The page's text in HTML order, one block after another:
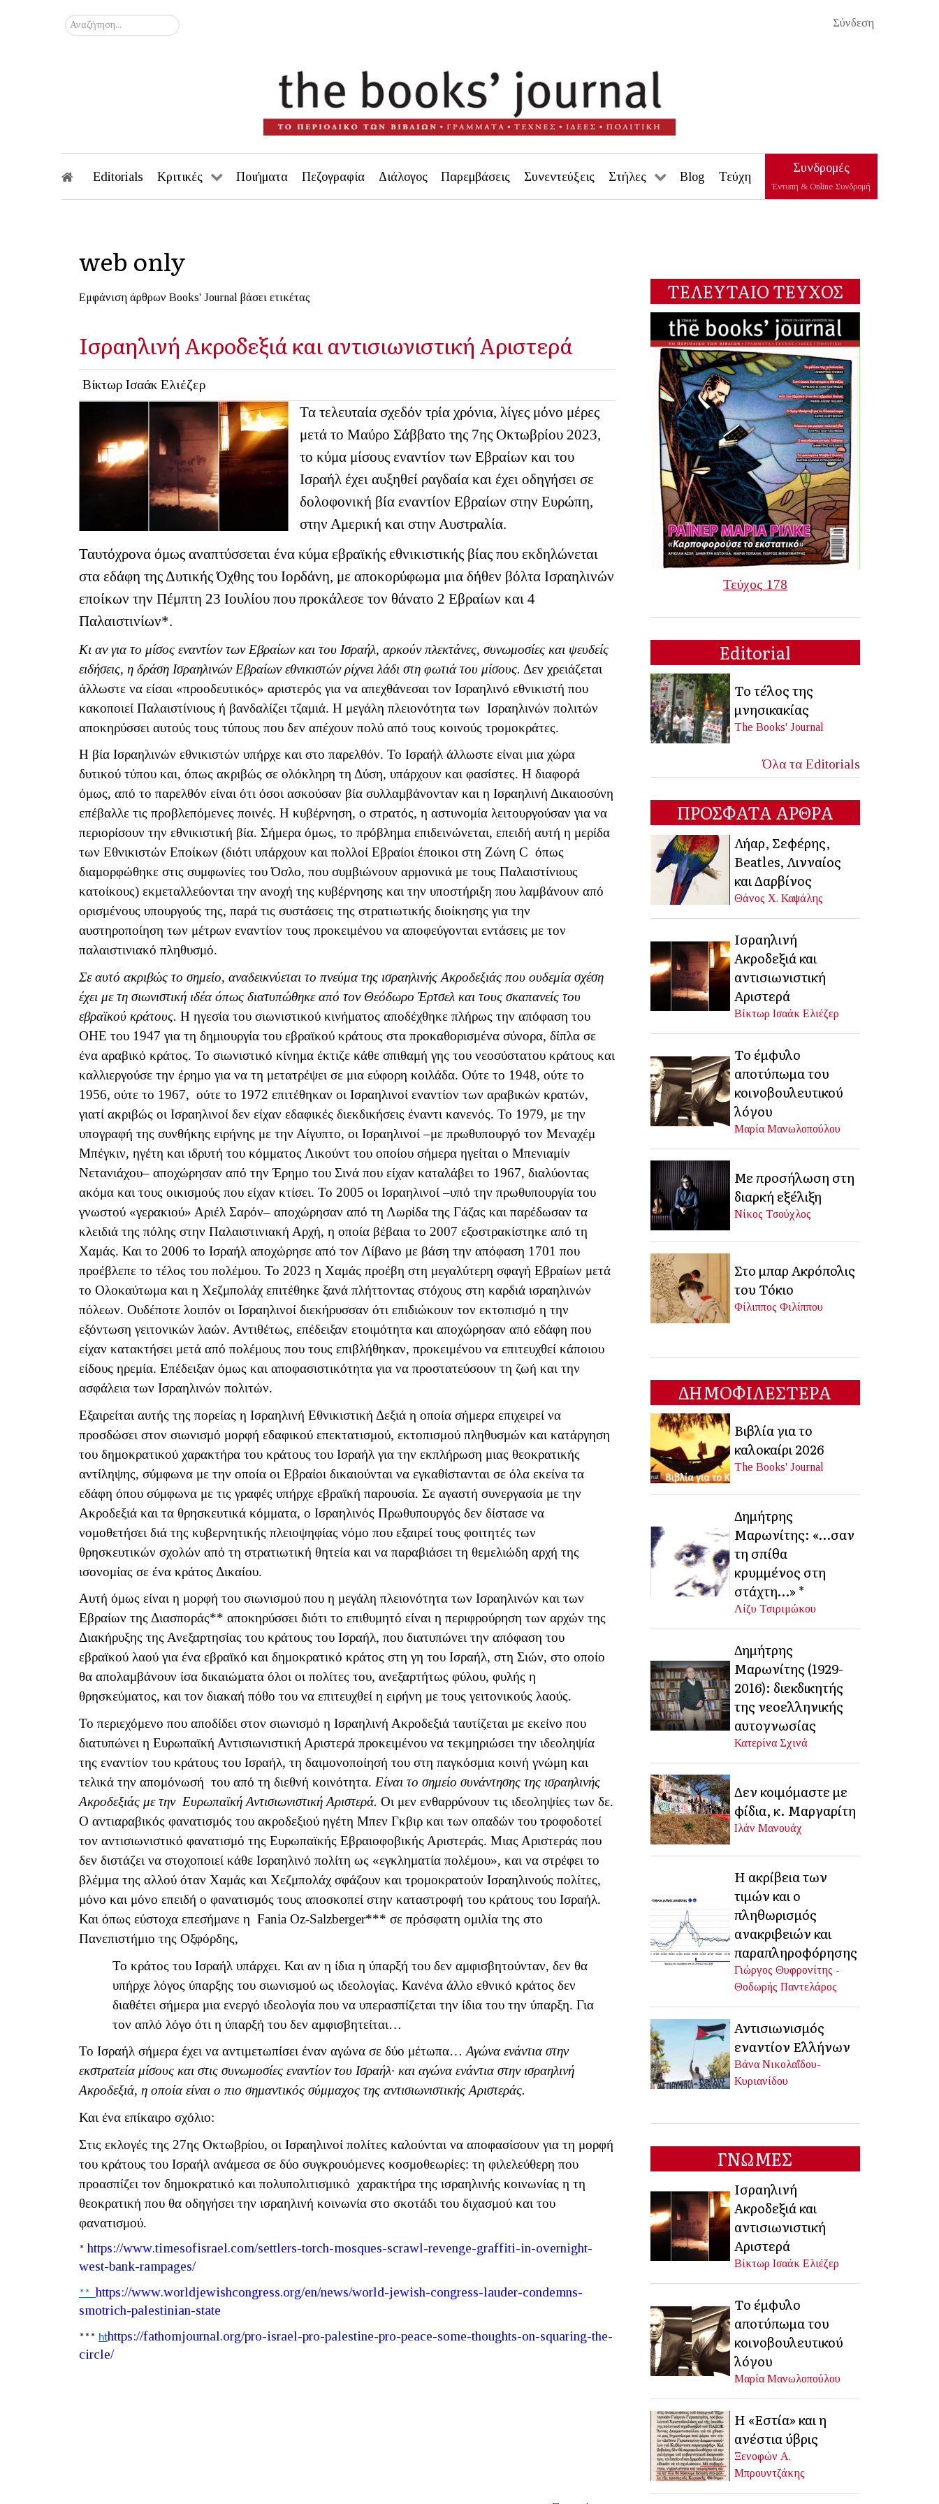
Σύνδεση
Αναζήτηση...
Editorials Κριτικές Ποιήματα Πεζογραφία Διάλογος Παρεμβάσεις Συνεντεύξεις Στήλες Blog Τεύχη
Συνδρομές
Έντυπη & Online Συνδρομή
web only
Εμφάνιση άρθρων Books' Journal βάσει ετικέτας
Ισραηλινή Ακροδεξιά και αντισιωνιστική Αριστερά
Βίκτωρ Ισαάκ Ελιέζερ
Τα τελευταία σχεδόν τρία χρόνια, λίγες μόνο μέρες
μετά το Μαύρο Σάββατο της 7ης Οκτωβρίου 2023,
το κύμα μίσους εναντίον των Εβραίων και του
Ισραήλ έχει αυξηθεί ραγδαία και έχει οδηγήσει σε
δολοφονική βία εναντίον Εβραίων στην Ευρώπη,
στην Αμερική και στην Αυστραλία.
Ταυτόχρονα όμως αναπτύσσεται ένα κύμα εβραϊκής εθνικιστικής βίας που εκδηλώνεται
στα εδάφη της Δυτικής Όχθης του Ιορδάνη, με αποκορύφωμα μια δήθεν βόλτα Ισραηλινών
εποίκων την Πέμπτη 23 Ιουλίου που προκάλεσε τον θάνατο 2 Εβραίων και 4
Παλαιστινίων*.
Κι αν για το μίσος εναντίον των Εβραίων και του Ισραήλ, αρκούν πλεκτάνες, συνωμοσίες και ψευδείς
ειδήσεις, η δράση Ισραηλινών Εβραίων εθνικιστών ρίχνει λάδι στη φωτιά του μίσους. Δεν χρειάζεται
άλλωστε να είσαι «προοδευτικός» αριστερός για να απεχθάνεσαι τον Ισραηλινό εθνικιστή που
κακοποιεί Παλαιστίνιους ή βανδαλίζει τζαμιά. Η μεγάλη πλειονότητα των Ισραηλινών πολιτών
αποκηρύσσει αυτούς τους τύπους που δεν απέχουν πολύ από τους κοινούς τρομοκράτες.
Η βία Ισραηλινών εθνικιστών υπήρχε και στο παρελθόν. Το Ισραήλ άλλωστε είναι μια χώρα
δυτικού τύπου και, όπως ακριβώς σε ολόκληρη τη Δύση, υπάρχουν και φασίστες. Η διαφορά
όμως, από το παρελθόν είναι ότι όσοι ασκούσαν βία συλλαμβάνονταν και η Ισραηλινή Δικαιοσύνη
επέβαλλε τις προβλεπόμενες ποινές. Η κυβέρνηση, ο στρατός, η αστυνομία λειτουργούσαν για να
περιορίσουν την εθνικιστική βία. Σήμερα όμως, το πρόβλημα επιδεινώνεται, επειδή αυτή η μερίδα
των Εθνικιστών Εποίκων (διότι υπάρχουν και πολλοί Εβραίοι έποικοι στη Ζώνη C όπως
διαμορφώθηκε στις συμφωνίες του Όσλο, που συμβιώνουν αρμονικά με τους Παλαιστίνιους
κατοίκους) εκμεταλλεύονται την ανοχή της κυβέρνησης και την υποστήριξη που λαμβάνουν από
ορισμένους υπουργούς της, παρά τις συστάσεις της στρατιωτικής διοίκησης για την
αυστηροποίηση των μέτρων εναντίον τους προκειμένου να αποφεύγονται εντάσεις με τον
παλαιστινιακό πληθυσμό.
Σε αυτό ακριβώς το σημείο, αναδεικνύεται το πνεύμα της ισραηλινής Ακροδεξιάς που ουδεμία σχέση
έχει με τη σιωνιστική ιδέα όπως διατυπώθηκε από τον Θεόδωρο Έρτσελ και τους σκαπανείς του
εβραϊκού κράτους. Η ηγεσία του σιωνιστικού κινήματος αποδέχθηκε πλήρως την απόφαση του
ΟΗΕ του 1947 για τη δημιουργία του εβραϊκού κράτους στα προκαθορισμένα σύνορα, δίπλα σε
ένα αραβικό κράτος. Το σιωνιστικό κίνημα έκτιζε κάθε σπιθαμή γης του νεοσύστατου κράτους και
καλλιεργούσε την έρημο για να τη μετατρέψει σε μια εύφορη κοιλάδα. Ούτε το 1948, ούτε το
1956, ούτε το 1967, ούτε το 1972 επιτέθηκαν οι Ισραηλινοί εναντίον των αραβικών κρατών,
γιατί ακριβώς οι Ισραηλινοί δεν είχαν εδαφικές διεκδικήσεις έναντι κανενός. Το 1979, με την
υπογραφή της συνθήκης ειρήνης με την Αίγυπτο, οι Ισραηλινοί –με πρωθυπουργό τον Μεναχέμ
Μπέγκιν, ηγέτη και ιδρυτή του κόμματος Λικούντ του οποίου σήμερα ηγείται ο Μπενιαμίν
Νετανιάχου– αποχώρησαν από την Έρημο του Σινά που είχαν καταλάβει το 1967, διαλύοντας
ακόμα και τους οικισμούς που είχαν κτίσει. Το 2005 οι Ισραηλινοί –υπό την πρωθυπουργία του
γνωστού «γερακιού» Αριέλ Σαρόν– αποχώρησαν από τη Λωρίδα της Γάζας και παρέδωσαν τα
κλειδιά της πόλης στην Παλαιστινιακή Αρχή, η οποία βέβαια το 2007 εξοστρακίστηκε από τη
Χαμάς. Και το 2006 το Ισραήλ αποχώρησε από τον Λίβανο με βάση την απόφαση 1701 που
προέβλεπε το τέλος του πολέμου. Το 2023 η Χαμάς προέβη στη μεγαλύτερη σφαγή Εβραίων μετά
το Ολοκαύτωμα και η Χεζμπολάχ επιτέθηκε ξανά πλήττοντας στόχους στη καρδιά ισραηλινών
πόλεων. Ουδέποτε λοιπόν οι Ισραηλινοί διεκήρυσσαν ότι επιδιώκουν τον εκτοπισμό η την
εξόντωση γειτονικών λαών. Αντιθέτως, επέδειξαν ετοιμότητα και αποχώρησαν από εδάφη που
είχαν κατακτήσει μετά από πολέμους που τους επιβλήθηκαν, προκειμένου να επιτευχθεί κάποιου
είδους ηρεμία. Επέδειξαν όμως και αποφασιστικότητα για να προστατεύσουν τη ζωή και την
ασφάλεια των Ισραηλινών πολιτών.
Εξαιρείται αυτής της πορείας η Ισραηλινή Εθνικιστική Δεξιά η οποία σήμερα επιχειρεί να
προσδώσει στον σιωνισμό μορφή εδαφικού επεκτατισμού, εκτοπισμού πληθυσμών και κατάργηση
του δημοκρατικού χαρακτήρα του κράτους του Ισραήλ για την εκπλήρωση μιας θεοκρατικής
αντίληψης, σύμφωνα με την οποία οι Εβραίοι δικαιούνται να εγκαθίστανται σε όλα εκείνα τα
εδάφη όπου σύμφωνα με τις γραφές υπήρχε εβραϊκή παρουσία. Σε αγαστή συνεργασία με την
Ακροδεξιά και τα θρησκευτικά κόμματα, ο Ισραηλινός Πρωθυπουργός δεν δίστασε να
νομοθετήσει διά της κυβερνητικής πλειοψηφίας νόμο που εξαιρεί τους φοιτητές των
θρησκευτικών σχολών από τη στρατιωτική θητεία και να παραβιάσει τη θεμελιώδη αρχή της
ισονομίας σε ένα κράτος Δικαίου.
Αυτή όμως είναι η μορφή του σιωνισμού που η μεγάλη πλειονότητα των Ισραηλινών και των
Εβραίων της Διασποράς** αποκηρύσσει διότι το επιθυμητό είναι η περιφρούρηση των αρχών της
Διακήρυξης της Ανεξαρτησίας του κράτους του Ισραήλ, που διατυπώνει την απόφαση του
εβραϊκού λαού για ένα εβραϊκό και δημοκρατικό κράτος στη γη του Ισραήλ, στη Σιών, στο οποίο
θα απολαμβάνουν ίσα δικαιώματα όλοι οι πολίτες του, ανεξαρτήτως φύλου, φυλής η
θρησκεύματος, και τον διακαή πόθο του να επιτευχθεί η ειρήνη με τους γειτονικούς λαούς.
Το περιεχόμενο που αποδίδει στον σιωνισμό η Ισραηλινή Ακροδεξιά ταυτίζεται με εκείνο που
διατυπώνει η Ευρωπαϊκή Αντισιωνιστική Αριστερά προκειμένου να τεκμηριώσει την ιδεοληψία
της εναντίον του κράτους του Ισραήλ, τη δαιμονοποίησή του στη παγκόσμια κοινή γνώμη και
τελικά την απομόνωσή του από τη διεθνή κοινότητα. Είναι το σημείο συνάντησης της ισραηλινής
Ακροδεξιάς με την Ευρωπαϊκή Αντισιωνιστική Αριστερά. Οι μεν ενθαρρύνουν τις ιδεοληψίες των δε.
Ο αντιαραβικός φανατισμός του ακροδεξιού ηγέτη Μπεν Γκβιρ και των οπαδών του τροφοδοτεί
τον αντισιωνιστικό φανατισμό της Ευρωπαϊκής Εβραιοφοβικής Αριστεράς. Μιας Αριστεράς που
δεν διστάζει να στοχοποιεί κάθε Ισραηλινό πολίτη ως «εγκληματία πολέμου», και να στρέφει το
βλέμμα της αλλού όταν Χαμάς και Χεζμπολάχ σφάζουν και τρομοκρατούν Ισραηλινούς πολίτες,
μόνο και μόνο επειδή ο φανατισμός τους αποσκοπεί στην καταστροφή του κράτους του Ισραήλ.
Και όπως εύστοχα επεσήμανε η Fania Oz-Salzberger*** σε πρόσφατη ομιλία της στο
Πανεπιστήμιο της Οξφόρδης,
Το κράτος του Ισραήλ υπάρχει. Και αν η ίδια η ύπαρξή του δεν αμφισβητούνταν, δεν θα
υπήρχε λόγος ύπαρξης του σιωνισμού ως ιδεολογίας. Κανένα άλλο εθνικό κράτος δεν
διαθέτει σήμερα μια ενεργό ιδεολογία που να υπερασπίζεται την ίδια του την ύπαρξη. Για
τον απλό λόγο ότι η ύπαρξή του δεν αμφισβητείται…
Το Ισραήλ σήμερα έχει να αντιμετωπίσει έναν αγώνα σε δύο μέτωπα…Αγώνα ενάντια στην
εκστρατεία μίσους και στις συνωμοσίες εναντίον του Ισραήλ· και αγώνα ενάντια στην ισραηλινή
Ακροδεξιά, η οποία είναι ο πιο σημαντικός σύμμαχος της αντισιωνιστικής Αριστεράς.
Και ένα επίκαιρο σχόλιο:
Στις εκλογές της 27ης Οκτωβρίου, οι Ισραηλινοί πολίτες καλούνται να αποφασίσουν για τη μορφή
του κράτους του Ισραήλ ανάμεσα σε δύο συγκρουόμενες κοσμοθεωρίες: τη φιλελεύθερη που
προασπίζει τον δημοκρατικό και πολυπολιτισμικό χαρακτήρα της ισραηλινής κοινωνίας η τη
θεοκρατική που θα οδηγήσει την ισραηλινή κοινωνία στο σκοτάδι του διχασμού και του
φανατισμού.
* https://www.timesofisrael.com/settlers-torch-mosques-scrawl-revenge-graffiti-in-overnight-
west-bank-rampages/
** https://www.worldjewishcongress.org/en/news/world-jewish-congress-lauder-condemns-
smotrich-palestinian-state
*** hthttps://fathomjournal.org/pro-israel-pro-palestine-pro-peace-some-thoughts-on-squaring-the-
circle/
ΤΕΛΕΥΤΑΙΟ ΤΕΥΧΟΣ
Τεύχος 178
Editorial
Το τέλος της
μνησικακίας
The Books' Journal
Όλα τα Editorials
ΠΡΟΣΦΑΤΑ ΑΡΘΡΑ
Λήαρ, Σεφέρης,
Beatles, Λινναίος
και Δαρβίνος
Θάνος Χ. Καψάλης
Ισραηλινή
Ακροδεξιά και
αντισιωνιστική
Αριστερά
Βίκτωρ Ισαάκ Ελιέζερ
Το έμφυλο
αποτύπωμα του
κοινοβουλευτικού
λόγου
Μαρία Μανωλοπούλου
Με προσήλωση στη
διαρκή εξέλιξη
Νίκος Τσούχλος
Στο μπαρ Ακρόπολις
του Τόκιο
Φίλιππος Φιλίππου
ΔΗΜΟΦΙΛΕΣΤΕΡΑ
Βιβλία για το
καλοκαίρι 2026
The Books' Journal
Δημήτρης
Μαρωνίτης: «…σαν
τη σπίθα
κρυμμένος στη
στάχτη…» *
Λίζυ Τσιριμώκου
Δημήτρης
Μαρωνίτης (1929-
2016): διεκδικητής
της νεοελληνικής
αυτογνωσίας
Κατερίνα Σχινά
Δεν κοιμόμαστε με
φίδια, κ. Μαργαρίτη
Ιλάν Μανουάχ
Η ακρίβεια των
τιμών και ο
πληθωρισμός
ανακριβειών και
παραπληροφόρησης
Γιώργος Θυφρονίτης -
Θοδωρής Παντελάρος
Αντισιωνισμός
εναντίον Ελλήνων
Βάνα Νικολαΐδου-
Κυριανίδου
ΓΝΩΜΕΣ
Ισραηλινή
Ακροδεξιά και
αντισιωνιστική
Αριστερά
Βίκτωρ Ισαάκ Ελιέζερ
Το έμφυλο
αποτύπωμα του
κοινοβουλευτικού
λόγου
Μαρία Μανωλοπούλου
Η «Εστία» και η
ανέστια ύβρις
Ξενοφών Α.
Μπρουντζάκης